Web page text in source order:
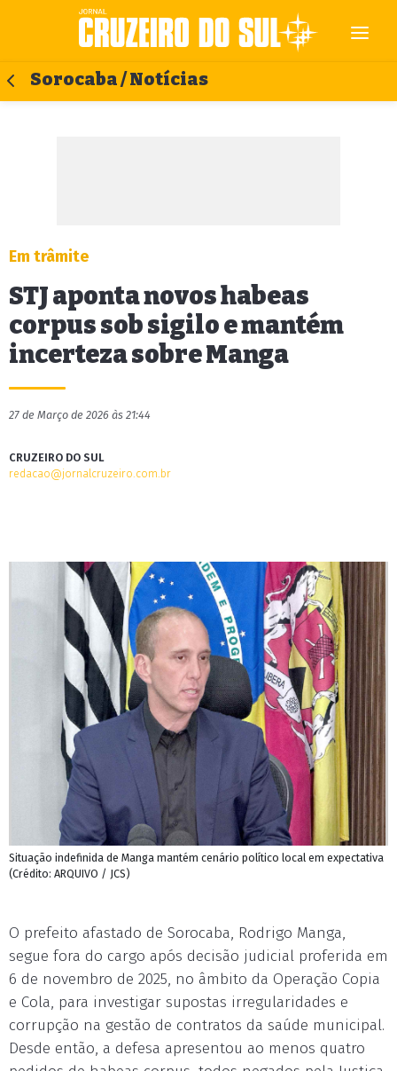
Sorocaba / Notícias
Em trâmite
STJ aponta novos habeas
corpus sob sigilo e mantém
incerteza sobre Manga
27 de Março de 2026 às 21:44
CRUZEIRO DO SUL
redacao@jornalcruzeiro.com.br
Situação indefinida de Manga mantém cenário político local em expectativa
(Crédito: ARQUIVO / JCS)
O prefeito afastado de Sorocaba, Rodrigo Manga,
segue fora do cargo após decisão judicial proferida em
6 de novembro de 2025, no âmbito da Operação Copia
e Cola, para investigar supostas irregularidades e
corrupção na gestão de contratos da saúde municipal.
Desde então, a defesa apresentou ao menos quatro